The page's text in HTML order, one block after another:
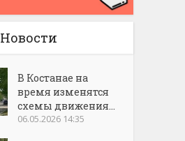
Новости
В Костанае на
время изменятся
схемы движения...
06.05.2026 14:35